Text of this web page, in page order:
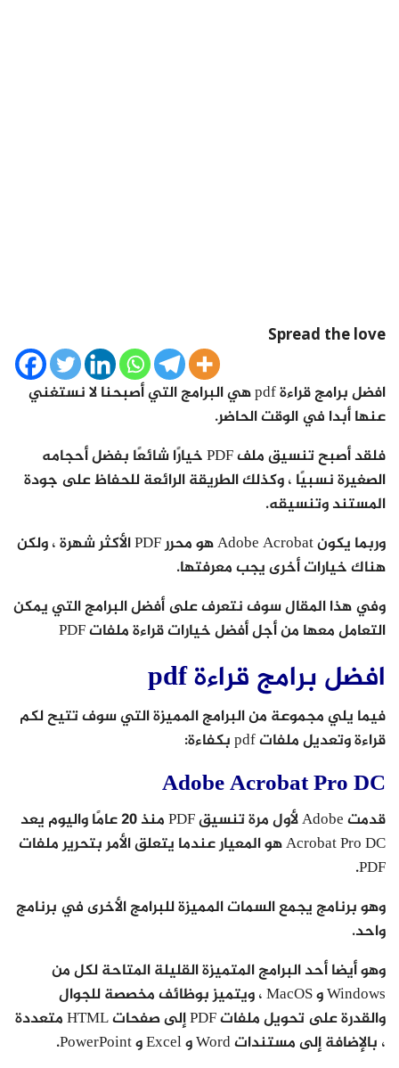
Spread the love
افضل برامج قراءة pdf هي البرامج التي أصبحنا لا نستغني
عنها أبدا في الوقت الحاضر.
فلقد أصبح تنسيق ملف PDF خيارًا شائعًا بفضل أحجامه
الصغيرة نسبيًا ، وكذلك الطريقة الرائعة للحفاظ على جودة
المستند وتنسيقه.
وربما يكون Adobe Acrobat هو محرر PDF الأكثر شهرة ، ولكن
هناك خيارات أخرى يجب معرفتها.
وفي هذا المقال سوف نتعرف على أفضل البرامج التي يمكن
التعامل معها من أجل أفضل خيارات قراءة ملفات PDF
افضل برامج قراءة pdf
فيما يلي مجموعة من البرامج المميزة التي سوف تتيح لكم
قراءة وتعديل ملفات pdf بكفاءة:
Adobe Acrobat Pro DC
قدمت Adobe لأول مرة تنسيق PDF منذ 20 عامًا واليوم يعد
Acrobat Pro DC هو المعيار عندما يتعلق الأمر بتحرير ملفات
PDF.
وهو برنامج يجمع السمات المميزة للبرامج الأخرى في برنامج
واحد.
وهو أيضا أحد البرامج المتميزة القليلة المتاحة لكل من
Windows و MacOS ، ويتميز بوظائف مخصصة للجوال
والقدرة على تحويل ملفات PDF إلى صفحات HTML متعددة
، بالإضافة إلى مستندات Word و Excel و PowerPoint.